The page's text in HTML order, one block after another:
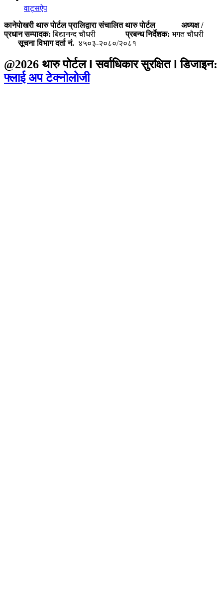
वाट्सऐप
कानेपाेखरी थारु पाेर्टल प्रालिद्वारा संचालित थारु पाेर्टल
अध्यक्ष /
प्रधान सम्पादक: बिद्यानन्द चौधरीप्रबन्ध निर्देशक: भगत चौधरी
सूचना विभाग दर्ता नं. ४५०३-२०८०/२०८१
@2026 थारु पोर्टल l सर्वाधिकार सुरक्षित l डिजाइन:
फ्लाई अप टेक्नोलोजी